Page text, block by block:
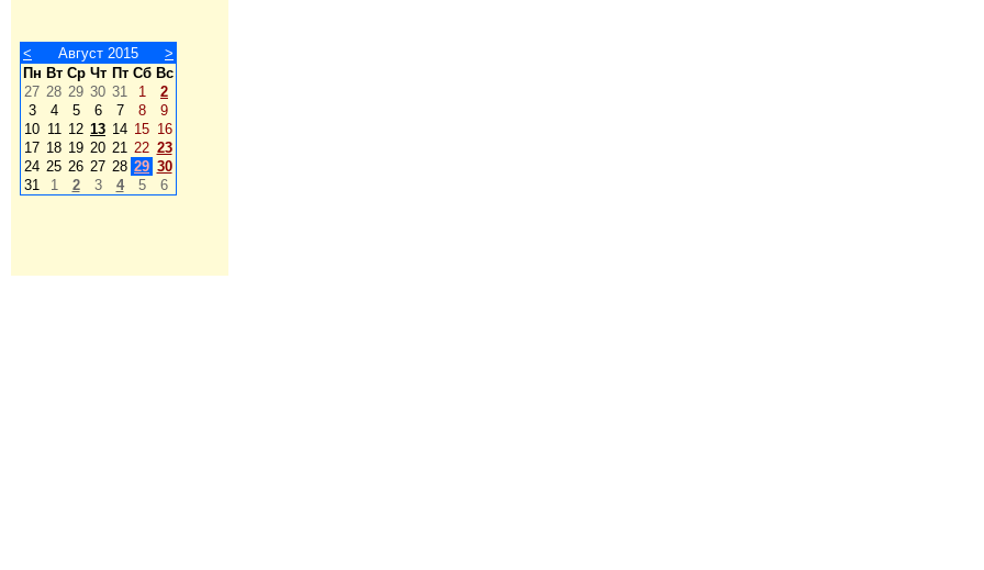
< Август 2015
>
Пн Вт Ср Чт Пт Сб Вс
27 28 29 30 31 1
2
3
4 5 6 7 8
9
10 11 12 13 14 15 16
17 18 19 20 21 22 23
24 25 26 27 28 29 30
31
1 2 3 4 5 6